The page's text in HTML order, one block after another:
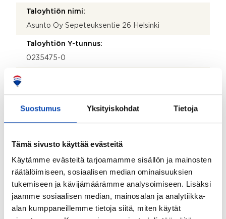
Suostumus Yksityiskohdat Tietoja
Tämä sivusto käyttää evästeitä
Käytämme evästeitä tarjoamamme sisällön ja mainosten
räätälöimiseen, sosiaalisen median ominaisuuksien
tukemiseen ja kävijämäärämme analysoimiseen. Lisäksi
jaamme sosiaalisen median, mainosalan ja analytiikka-
alan kumppaneillemme tietoja siitä, miten käytät
Taloyhtiön nimi:
Asunto Oy Sepeteuksentie 26 Helsinki
Taloyhtiön Y-tunnus:
0235475-0
Lisätietoja kiinteistönhoidosta:
Olander
Valmistumisvuosi:
Käyttöönottovuosi:
1976
Rakennus- ja pintamateriaalit: